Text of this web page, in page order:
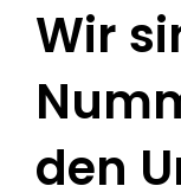
Wir
den